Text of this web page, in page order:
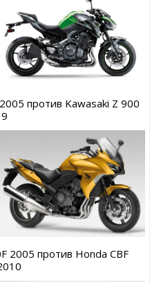
против Kawasaki Z 900
2005 против Honda CBF